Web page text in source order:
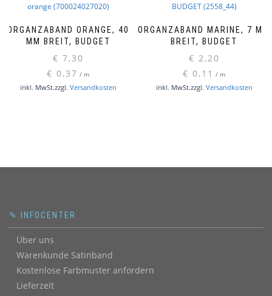
ORGANZABAND ORANGE, 40
MM BREIT, BUDGET
€ 7,30
€ 0,37 / m
inkl. MwSt.zzgl. Versandkosten
ORGANZABAND MARINE, 7 MM
BREIT, BUDGET
€ 2,20
€ 0,11 / m
inkl. MwSt.zzgl. Versandkosten
✎ INFOCENTER
Über uns
Warenkunde Satinband
Kostenlose Farbmuster anfordern
Lieferzeit